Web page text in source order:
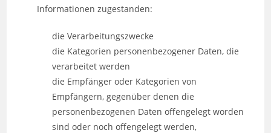
Informationen zugestanden:
die Verarbeitungszwecke
die Kategorien personenbezogener Daten, die
verarbeitet werden
die Empfänger oder Kategorien von
Empfängern, gegenüber denen die
personenbezogenen Daten offengelegt worden
sind oder noch offengelegt werden,